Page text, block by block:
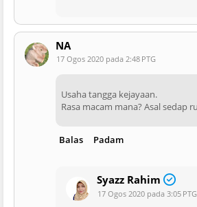
NA
17 Ogos 2020 pada 2:48 PTG
Usaha tangga kejayaan.
Rasa macam mana? Asal sedap
Balas Padam
Syazz Rahim
17 Ogos 2020 pada 3:05 PTG